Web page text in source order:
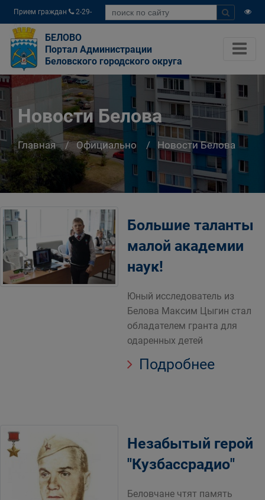
Прием граждан
2-29-
04
БЕЛОВО
Портал Администрации
Беловского городского округа
Новости Белова
Главная Официально Новости Белова
Большие таланты
малой академии
наук!
Юный исследователь из
Белова Максим Цыгин стал
обладателем гранта для
одаренных детей
Подробнее
Незабытый герой
"Кузбассрадио"
Беловчане чтят память